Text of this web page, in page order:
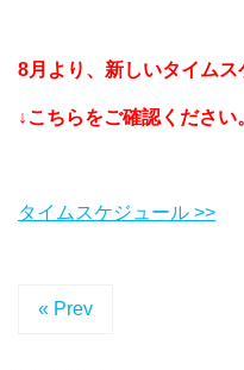
8月より、新しいタイム
↓こちらをご確認ください
タイムスケジュール >>
« Prev